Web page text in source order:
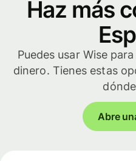
Haz más
Puedes usar Wise
dinero. Tienes estas
Abre